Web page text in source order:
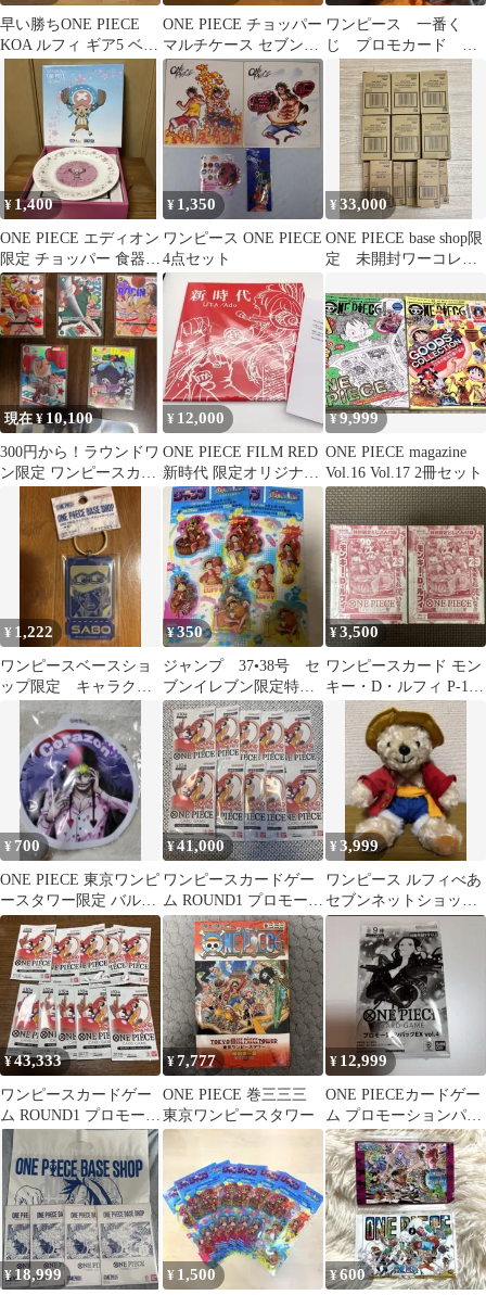
早い勝ちONE PIECE
KOA ルフィ ギア5 ベー
スショップ限定カラー
ONE PIECE チョッパー
マルチケース セブンイ
レブン限定
ワンピース 一番く
じ プロモカード 限
定
¥ 1,400
ONE PIECE エディオン
限定 チョッパー 食器セ
ット
¥ 1,350
ワンピース ONE PIECE
4点セット
¥33,000
ONE PIECE base shop限
定 未開封ワーコレフ
現在 ¥ 10,100
300円から！ラウンドワ
ン限定 ワンピースカー
ド 5枚セットシール付
¥ 12,000
ONE PIECE FILM RED
新時代 限定オリジナル
アナログレコード
¥9,999
ONE PIECE magazine
Vol.16 Vol.17 2冊セット
¥ 1,222
ワンピースベースショ
ップ限定 キャラクタ
ーチケットキーリン
グ サボ
¥350
ジャンプ 37•38号 セ
ブンイレブン限定特
典 クリアしおり 2
枚 ワンピース
¥3,500
ワンピースカード モン
キー・D・ルフィ P-159
2枚セット
¥ 700
ONE PIECE 東京ワンピ
ースタワー限定 バルー
ンキーホルダー コラソ
¥41,000
ワンピースカードゲー
ム ROUND1 プロモーシ
ョンパック 10パック
¥3,999
ワンピース ルフィべあ
セブンネットショッピ
ング限定
¥43,333
ワンピースカードゲー
ム ROUND1 プロモーシ
ョンパック 10パック
未開封
¥7,777
ONE PIECE 巻三三三
東京ワンピースタワー
¥ 12,999
ONE PIECEカードゲー
ム プロモーションパッ
クEX vol.4
¥18,999 ¥ 1,500 ¥600